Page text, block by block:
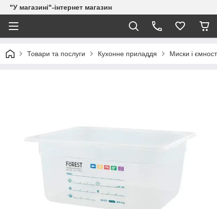
"У магазині"-інтернет магазин
Товари та послуги Кухонне приладдя Миски і